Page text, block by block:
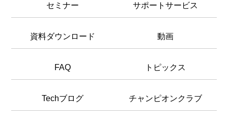
セミナー サポートサービス
資料ダウンロード 動画
FAQ トピックス
Techブログ チャンピオンクラブ